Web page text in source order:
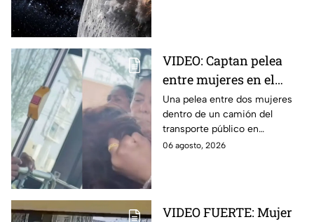
VIDEO: Captan pelea
entre mujeres en el
transporte público; así
se desgreñaron en
Monterrey
Una pelea entre dos mujeres
dentro de un camión del
transporte público en
Monterrey, Nuevo León, quedó
06 agosto, 2026
VIDEO FUERTE: Mujer